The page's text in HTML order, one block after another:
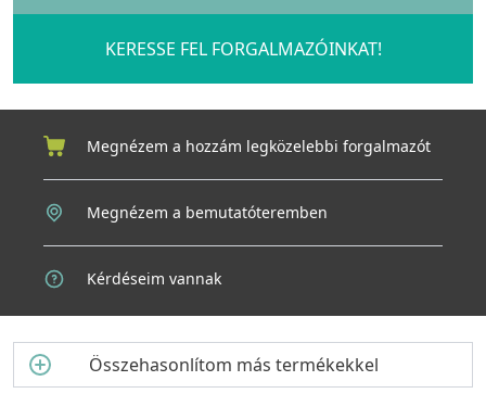
KERESSE FEL FORGALMAZÓINKAT!
Megnézem a hozzám legközelebbi forgalmazót
Megnézem a bemutatóteremben
Kérdéseim vannak
Összehasonlítom más termékekkel